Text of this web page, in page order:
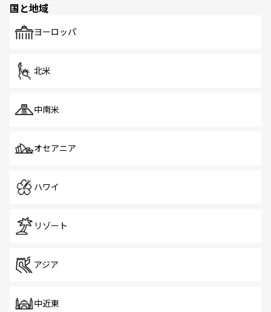
で、ホーカーズは地元の風情を楽しめる外せないスポット
国と地域
ヨーロッパ
北米
中南米
オセアニア
ハワイ
リゾート
アジア
中近東